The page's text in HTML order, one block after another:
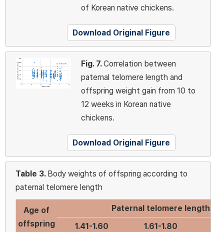
of Korean native chickens.
Download Original Figure
Fig. 7.Correlation between
paternal telomere length and
offspring weight gain from 10 to
12 weeks in Korean native
chickens.
Download Original Figure
Table 3. Body weights of offspring according to
paternal telomere length
Age of
offspring
Paternal telomere length
1.41-1.60
1.61-1.80